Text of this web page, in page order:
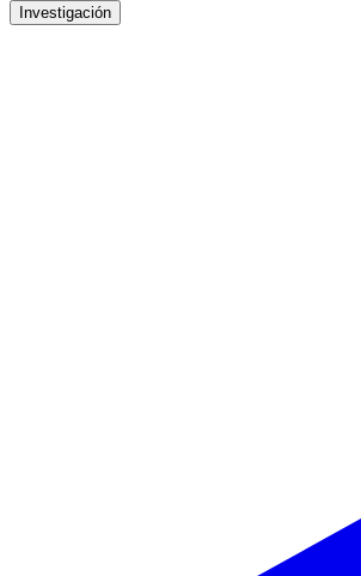
Investigación